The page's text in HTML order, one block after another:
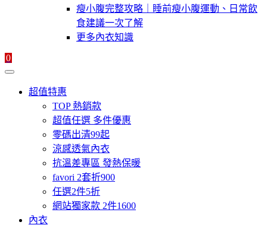
瘦小腹完整攻略｜睡前瘦小腹運動、日常飲
食建議一次了解
更多內衣知識
0
超值特惠
TOP 熱銷款
超值任選 多件優惠
零碼出清99起
涼感透氣內衣
抗溫差專區 發熱保暖
favori 2套折900
任選2件5折
網站獨家款 2件1600
內衣